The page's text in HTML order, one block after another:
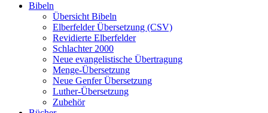
Bibeln
Übersicht Bibeln
Elberfelder Übersetzung (CSV)
Revidierte Elberfelder
Schlachter 2000
Neue evangelistische Übertragung
Menge-Übersetzung
Neue Genfer Übersetzung
Luther-Übersetzung
Zubehör